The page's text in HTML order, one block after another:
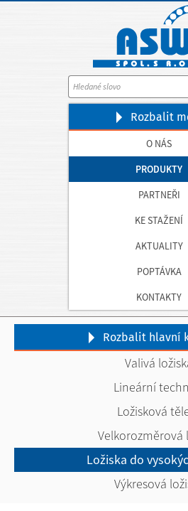
Rozbalit
O NÁS
PRODUKTY
PARTNEŘI
KE STAŽENÍ
AKTUALITY
POPTÁVKA
KONTAKTY
Rozbalit hlavní
Valivá
Lineární
Ložisková
Velkorozměrová
Ložiska do
Výkresová